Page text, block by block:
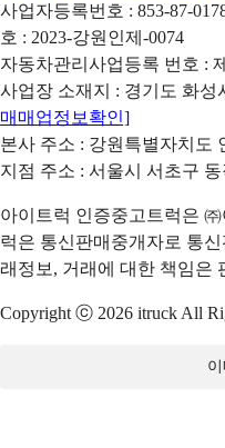
사업자등록번호 : 853-87-
호 : 2023-강원인제-0074
자동차관리사업등록 번호 :
사업장 소재지 : 경기도 화성
매매업정보확인]
본사 주소 : 강원특별자치도
지점 주소 : 서울시 서초구
아이트럭 인증중고트럭은
럭은 통신판매중개자로 통
래정보, 거래에 대한 책임은
Copyright ⓒ 2026 itruck All